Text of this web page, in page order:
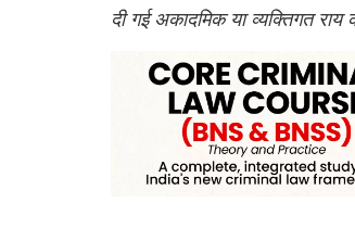
दी गई अकादमिक या व्यक्तिगत